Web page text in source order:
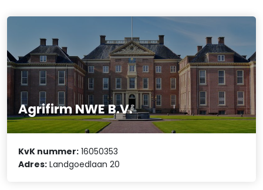
Agrifirm NWE B.V.
KvK nummer: 16050353
Adres: Landgoedlaan 20